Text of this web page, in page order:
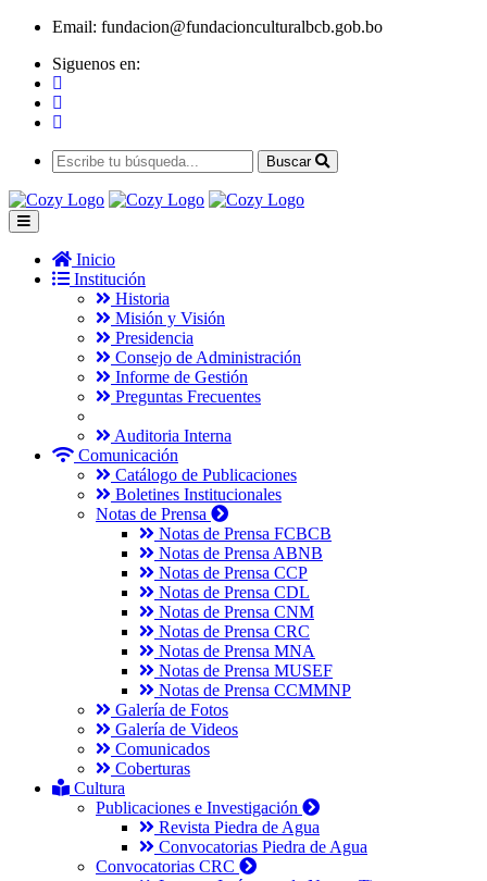
Email: fundacion@fundacionculturalbcb.gob.bo
Siguenos en:
Buscar
Inicio
Institución
Historia
Misión y Visión
Presidencia
Consejo de Administración
Informe de Gestión
Preguntas Frecuentes
Auditoria Interna
Comunicación
Catálogo de Publicaciones
Boletines Institucionales
Notas de Prensa
Notas de Prensa FCBCB
Notas de Prensa ABNB
Notas de Prensa CCP
Notas de Prensa CDL
Notas de Prensa CNM
Notas de Prensa CRC
Notas de Prensa MNA
Notas de Prensa MUSEF
Notas de Prensa CCMMNP
Galería de Fotos
Galería de Videos
Comunicados
Coberturas
Cultura
Publicaciones e Investigación
Revista Piedra de Agua
Convocatorias Piedra de Agua
Convocatorias CRC